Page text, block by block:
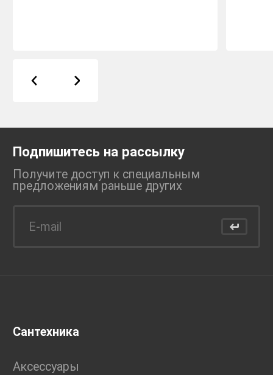
Подпишитесь на рассылку
Получите доступ к специальным
предложениям раньше других
Сантехника
Аксессуары